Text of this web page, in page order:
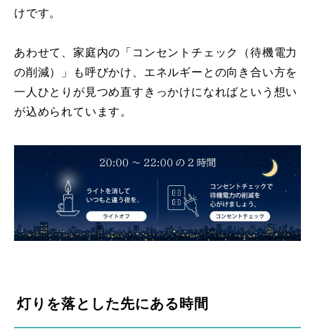
けです。
あわせて、家庭内の「コンセントチェック（待機電力
の削減）」も呼びかけ、エネルギーとの向き合い方を
一人ひとりが見つめ直すきっかけになればという想い
が込められています。
灯りを落とした先にある時間